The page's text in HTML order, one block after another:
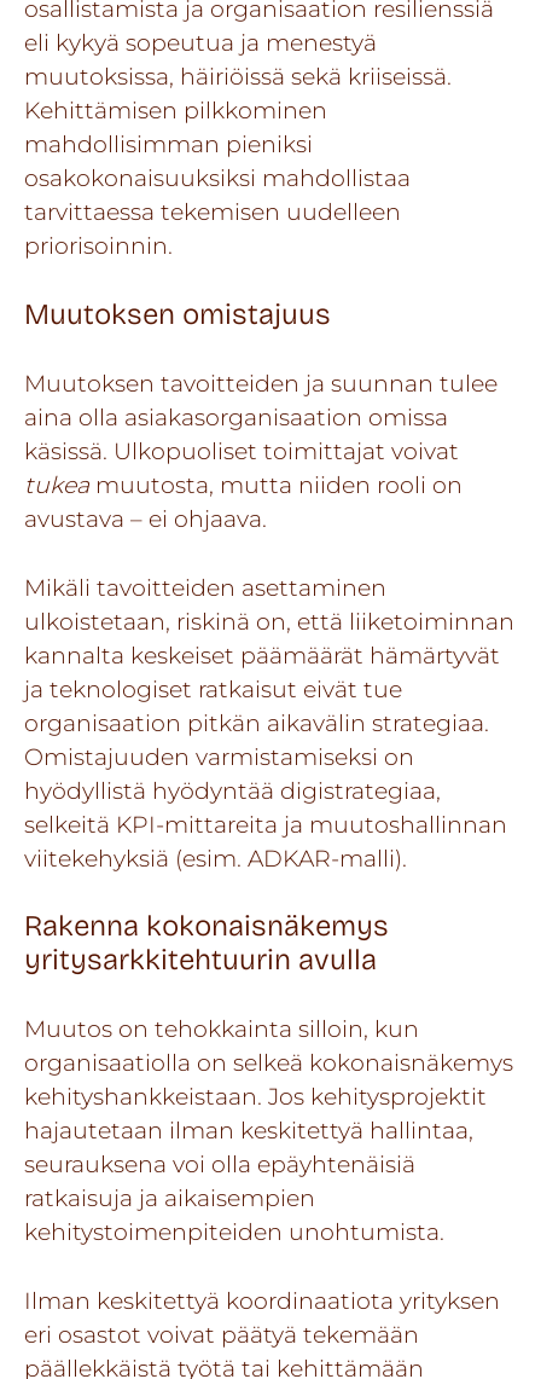
osallistamista ja organisaation resilienssiä
eli kykyä sopeutua ja menestyä
muutoksissa, häiriöissä sekä kriiseissä.
Kehittämisen pilkkominen
mahdollisimman pieniksi
osakokonaisuuksiksi mahdollistaa
tarvittaessa tekemisen uudelleen
priorisoinnin.
Muutoksen omistajuus
Muutoksen tavoitteiden ja suunnan tulee
aina olla asiakasorganisaation omissa
käsissä. Ulkopuoliset toimittajat voivat
tukea muutosta, mutta niiden rooli on
avustava – ei ohjaava.
Mikäli tavoitteiden asettaminen
ulkoistetaan, riskinä on, että liiketoiminnan
kannalta keskeiset päämäärät hämärtyvät
ja teknologiset ratkaisut eivät tue
organisaation pitkän aikavälin strategiaa.
Omistajuuden varmistamiseksi on
hyödyllistä hyödyntää digistrategiaa,
selkeitä KPI-mittareita ja muutoshallinnan
viitekehyksiä (esim. ADKAR-malli).
Rakenna kokonaisnäkemys
yritysarkkitehtuurin avulla
Muutos on tehokkainta silloin, kun
organisaatiolla on selkeä kokonaisnäkemys
kehityshankkeistaan. Jos kehitysprojektit
hajautetaan ilman keskitettyä hallintaa,
seurauksena voi olla epäyhtenäisiä
ratkaisuja ja aikaisempien
kehitystoimenpiteiden unohtumista.
Ilman keskitettyä koordinaatiota yrityksen
eri osastot voivat päätyä tekemään
päällekkäistä työtä tai kehittämään